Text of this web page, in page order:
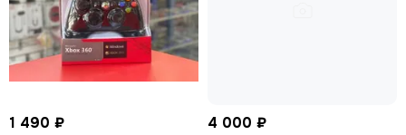
1 490 ₽ 4 000 ₽